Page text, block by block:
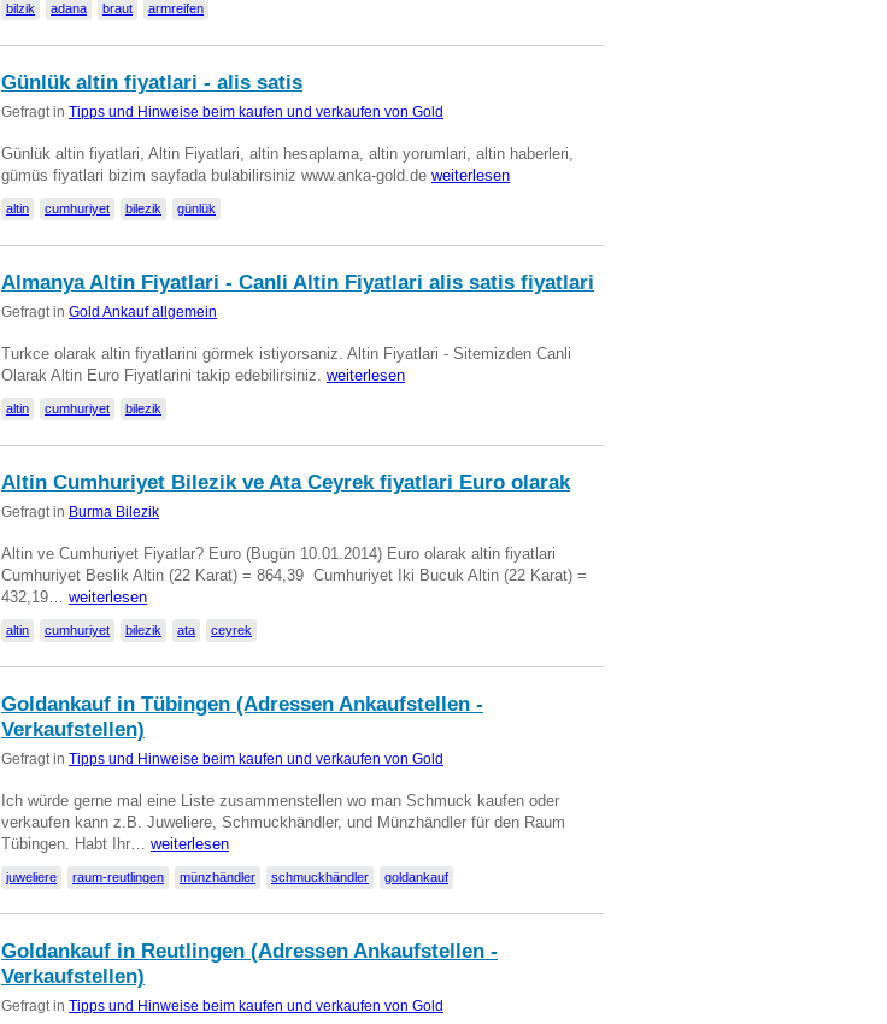
bilzik adana braut armreifen
Günlük altin fiyatlari - alis satis
Gefragt in Tipps und Hinweise beim kaufen und verkaufen von Gold
Günlük altin fiyatlari, Altin Fiyatlari, altin hesaplama, altin yorumlari, altin haberleri,
gümüs fiyatlari bizim sayfada bulabilirsiniz www.anka-gold.de weiterlesen
altin cumhuriyet bilezik günlük
Almanya Altin Fiyatlari - Canli Altin Fiyatlari alis satis fiyatlari
Gefragt in Gold Ankauf allgemein
Turkce olarak altin fiyatlarini görmek istiyorsaniz. Altin Fiyatlari - Sitemizden Canli
Olarak Altin Euro Fiyatlarini takip edebilirsiniz. weiterlesen
altin cumhuriyet bilezik
Altin Cumhuriyet Bilezik ve Ata Ceyrek fiyatlari Euro olarak
Gefragt in Burma Bilezik
Altin ve Cumhuriyet Fiyatlar? Euro (Bugün 10.01.2014) Euro olarak altin fiyatlari
Cumhuriyet Beslik Altin (22 Karat) = 864,39  Cumhuriyet Iki Bucuk Altin (22 Karat) =
432,19… weiterlesen
altin cumhuriyet bilezik ata ceyrek
Goldankauf in Tübingen (Adressen Ankaufstellen -
Verkaufstellen)
Gefragt in Tipps und Hinweise beim kaufen und verkaufen von Gold
Ich würde gerne mal eine Liste zusammenstellen wo man Schmuck kaufen oder
verkaufen kann z.B. Juweliere, Schmuckhändler, und Münzhändler für den Raum
Tübingen. Habt Ihr… weiterlesen
juweliere raum-reutlingen münzhändler schmuckhändler goldankauf
Goldankauf in Reutlingen (Adressen Ankaufstellen -
Verkaufstellen)
Gefragt in Tipps und Hinweise beim kaufen und verkaufen von Gold